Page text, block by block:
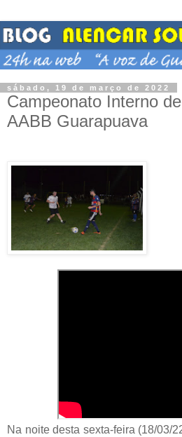
sábado, 19 de março de 2022
Campeonato Interno
AABB Guarapuava
Na noite desta sexta-feira (18/03/